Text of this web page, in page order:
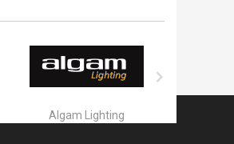
Allen & Heath
